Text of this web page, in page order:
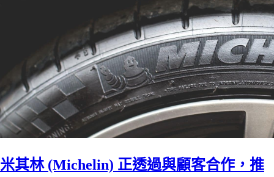
米其林 (Michelin) 正透過與顧客合作，推